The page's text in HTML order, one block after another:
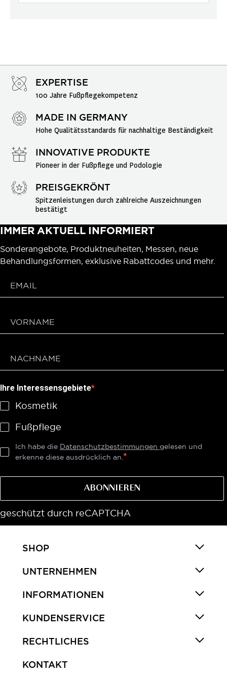
EXPERTISE
100 Jahre Fußpflegekompetenz
MADE IN GERMANY
Hohe Qualitätsstandards für nachhaltige Beständigkeit
INNOVATIVE PRODUKTE
Pioneer in der Fußpflege und Podologie
PREISGEKRÖNT
Spitzenleistungen durch zahlreiche Auszeichnungen
bestätigt
IMMER AKTUELL INFORMIERT
Sonderangebote, Produktneuheiten, Messen, neue
Behandlungsformen, exklusive Rabattcodes und mehr.
Ihre Interessensgebiete
Kosmetik
Fußpflege
Ich habe die Datenschutzbestimmungen gelesen und
erkenne diese ausdrücklich an.
ABONNIEREN
geschützt durch reCAPTCHA
SHOP
UNTERNEHMEN
INFORMATIONEN
KUNDENSERVICE
RECHTLICHES
KONTAKT